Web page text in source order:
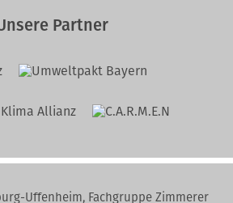
Partner
Uffenheim, Fachgruppe Zimmerer